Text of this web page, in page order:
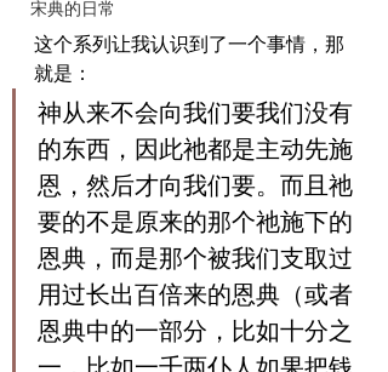
宋典的日常
这个系列让我认识到了一个事情，那
就是：
神从来不会向我们要我们没有
的东西，因此祂都是主动先施
恩，然后才向我们要。而且祂
要的不是原来的那个祂施下的
恩典，而是那个被我们支取过
用过长出百倍来的恩典（或者
恩典中的一部分，比如十分之